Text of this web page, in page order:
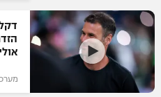
מערכת